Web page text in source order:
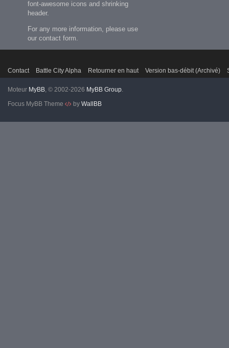
font-awesome icons and shrinking
header.
For any more information, please use
our contact form.
Contact Battle City Alpha Retourner en haut Version bas-débit (Archivé)
Moteur MyBB, © 2002-2026 MyBB Group.
Focus MyBB Theme
by WallBB